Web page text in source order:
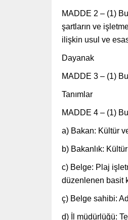
MADDE 2 – (1)
şartların ve
ilişkin usul ve
Dayanak
MADDE 3 – (1)
Tanımlar
MADDE 4 – (1)
a) Bakan: Kültür
b) Bakanlık:
c) Belge: Plaj
düzenlenen basit
ç) Belge sahibi:
d) İl müdürlüğü: